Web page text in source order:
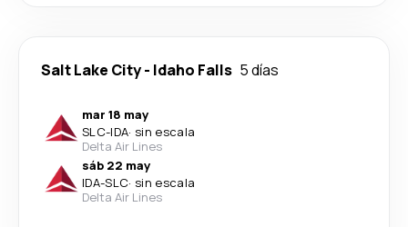
Salt Lake City- Idaho Falls 5 días
mar 18 may
SLC-IDA· sin escala
Delta Air Lines
sáb 22 may
IDA-SLC· sin escala
Delta Air Lines